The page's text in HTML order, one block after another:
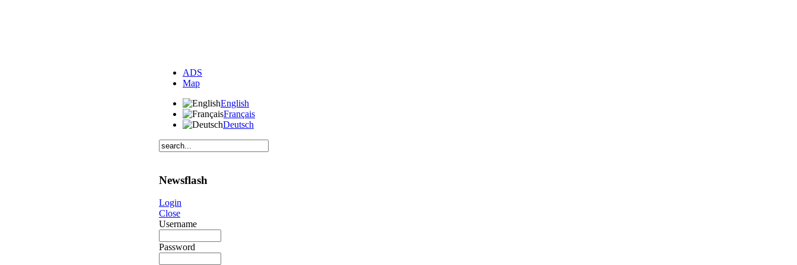
ADS
Map
English
Français
Deutsch
Newsflash
Login
Close
Username
Password